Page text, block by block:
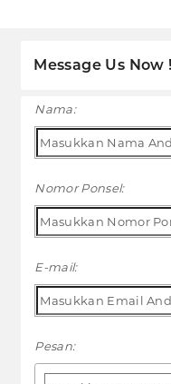
Message Us Now !
Nama:
Nomor Ponsel:
E-mail:
Pesan: